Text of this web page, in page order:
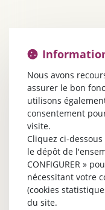
Nous avons
assurer le bon
utilisons
consentement
visite.
Cliquez ci-dessous
le dépôt de
CONFIGURER »
nécessitant votre
(cookies
du site.